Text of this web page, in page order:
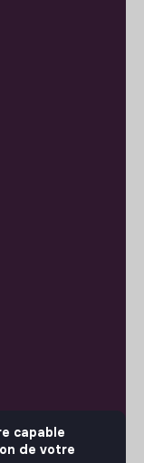
capable
de votre